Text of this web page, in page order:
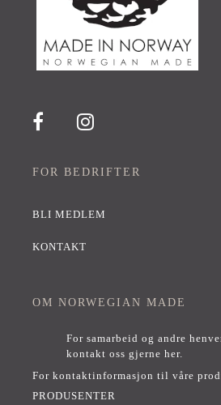
FOR BEDRIFTER
BLI MEDLEM
KONTAKT
OM NORWEGIAN MADE
For samarbeid og andre
kontakt oss gjerne her.
For kontaktinformasjon til våre
PRODUSENTER